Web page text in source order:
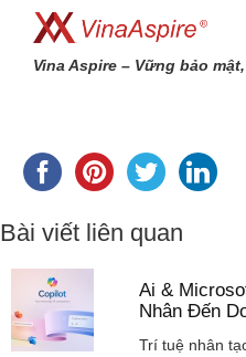
Vina Aspire – Vững bảo
Bài viết liên quan
Ai &
Nhân Đến
Trí tuệ nhân